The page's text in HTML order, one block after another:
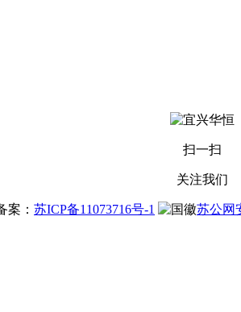
扫一扫
关注我们
案： 苏ICP备11073716号-1
苏公网